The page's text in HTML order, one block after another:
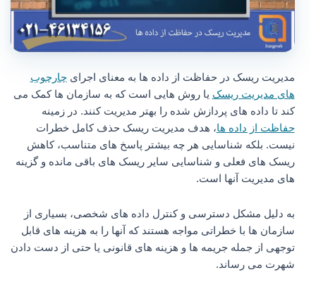
مدیریت ریسک در حفاظت از داده ها به معنای اجرایچارچوب
های مدیریت ریسکیا روش هایی است که به سازمان ها کمک می
کند تا داده های پردازش شده را بهتر مدیریت کنند. در زمینه
حفاظت از داده ها، هدف مدیریت ریسک حذف کامل خطرات
نیست. بلکه شناسایی هر چه بیشتر پاسخ های متناسب، کاهش
ریسک های فعلی و شناسایی سایر ریسک های باقی مانده و گزینه
های مدیریت آنها است.
به دلیل مشکل دسترسی و کنترل داده های شخصی، بسیاری از
سازمان ها با خطراتی مواجه هستند که آنها را به هزینه های قابل
توجهی از جمله جریمه ها و هزینه های قانونی یا حتی از دست دادن
شهرت می رساند.